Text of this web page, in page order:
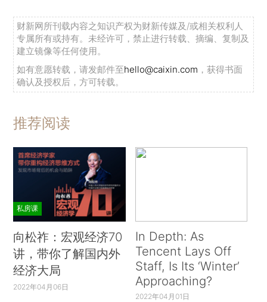
财新网所刊载内容之知识产权为财新传媒及/或相关权利人
专属所有或持有。未经许可，禁止进行转载、摘编、复制及
建立镜像等任何使用。
如有意愿转载，请发邮件至hello@caixin.com ，获得书面
确认及授权后，方可转载。
推荐阅读
私房课
向松祚：宏观经济70
讲，带你了解国内外
经济大局
2022年04月06日
In Depth: As
Tencent Lays Off
Staff, Is Its ‘Winter’
Approaching?
2022年04月01日